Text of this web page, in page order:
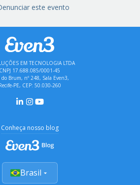
este evento
EM TECNOLOGIA LTDA
CNPJ 17.688.085/0001-45
do Brum, nº 248, Sala Even3,
PE, CEP: 50.030-260
Conheça nosso blog
Brasil